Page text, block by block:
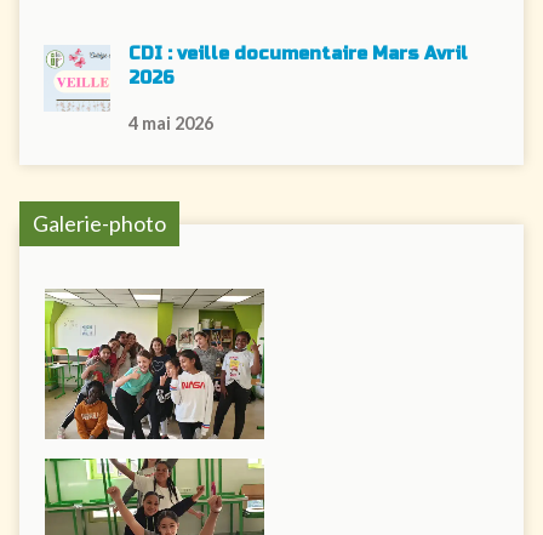
CDI : veille documentaire Mars Avril
2026
4 mai 2026
Galerie-photo